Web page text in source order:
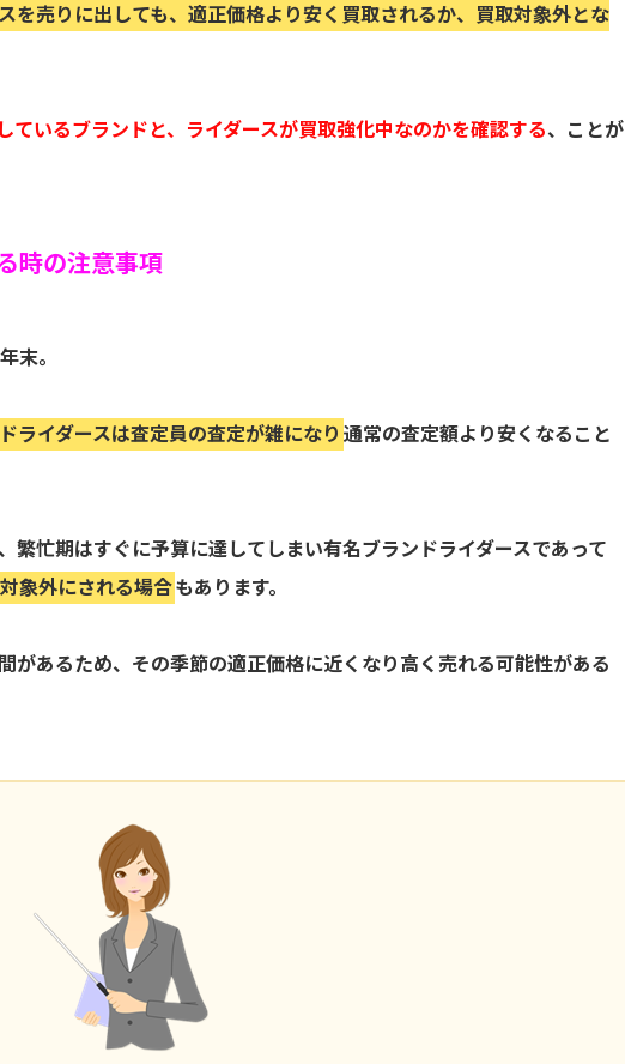
を売りに出しても、適正価格より安く買取されるか、買取対象外とな
ているブランドと、ライダースが買取強化中なのかを確認する、ことが
時の注意事項
末。
ライダースは査定員の査定が雑になり 通常の査定額より安くなること
繁忙期はすぐに予算に達してしまい有名ブランドライダースであって
象外にされる場合もあります。
があるため、その季節の適正価格に近くなり高く売れる可能性がある